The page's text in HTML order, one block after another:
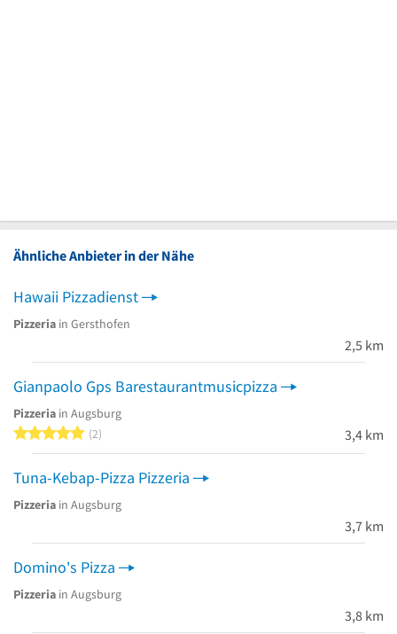
Ähnliche Anbieter in der Nähe
Hawaii Pizzadienst
Pizzeria in Gersthofen
2,5 km
Gianpaolo Gps Barestaurantmusicpizza
Pizzeria in Augsburg
5 von 5 Sternen
2 3,4 km
Tuna-Kebap-Pizza Pizzeria
Pizzeria in Augsburg
3,7 km
Domino's Pizza
Pizzeria in Augsburg
3,8 km